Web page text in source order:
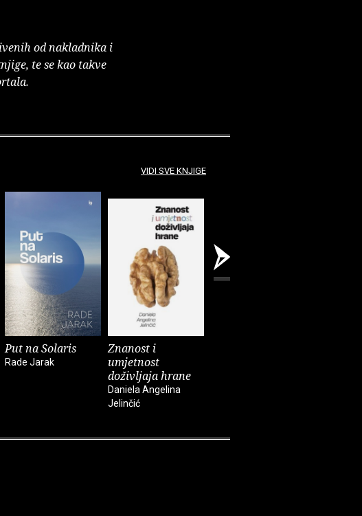
od nakladnika i
te se kao takve
Put na Solaris
Rade Jarak
Znanost i
umjetnost
doživljaja hrane
Daniela Angelina
Jelinčić
VIDI SVE KNJIGE